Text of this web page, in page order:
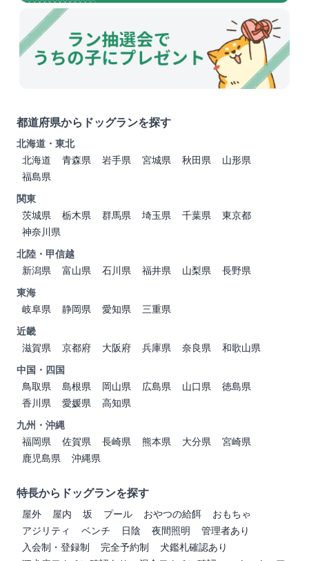
都道府県からドッグランを探す
北海道・東北
北海道
青森県 岩手県 宮城県 秋田県
山形県
福島県
関東
茨城県
栃木県 群馬県 埼玉県 千葉県
東京都
神奈川県
北陸・甲信越
新潟県
富山県 石川県 福井県 山梨県
長野県
東海
岐阜県
静岡県 愛知県
三重県
近畿
滋賀県
京都府 大阪府 兵庫県 奈良県
和歌山県
中国・四国
鳥取県
島根県 岡山県 広島県 山口県
徳島県
香川県
愛媛県
高知県
九州・沖縄
福岡県
佐賀県 長崎県 熊本県 大分県
宮崎県
鹿児島県
沖縄県
特長からドッグランを探す
屋外 屋内 坂 プール おやつの給餌
おもちゃ
アジリティ
ベンチ 日陰 夜間照明
管理者あり
入会制・登録制
完全予約制
犬鑑札確認あり